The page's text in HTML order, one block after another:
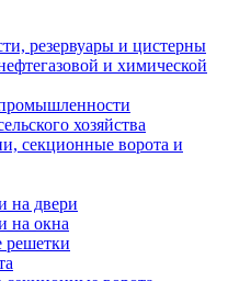
резервуары и цистерны
и химической
хозяйства
секционные ворота и
на двери
на окна
решетки